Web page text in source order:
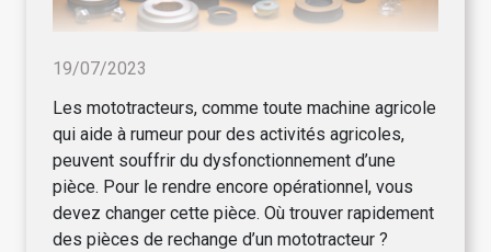
19/07/2023
Les mototracteurs, comme toute machine agricole
qui aide à rumeur pour des activités agricoles,
peuvent souffrir du dysfonctionnement d’une
pièce. Pour le rendre encore opérationnel, vous
devez changer cette pièce. Où trouver rapidement
des pièces de rechange d’un mototracteur ?